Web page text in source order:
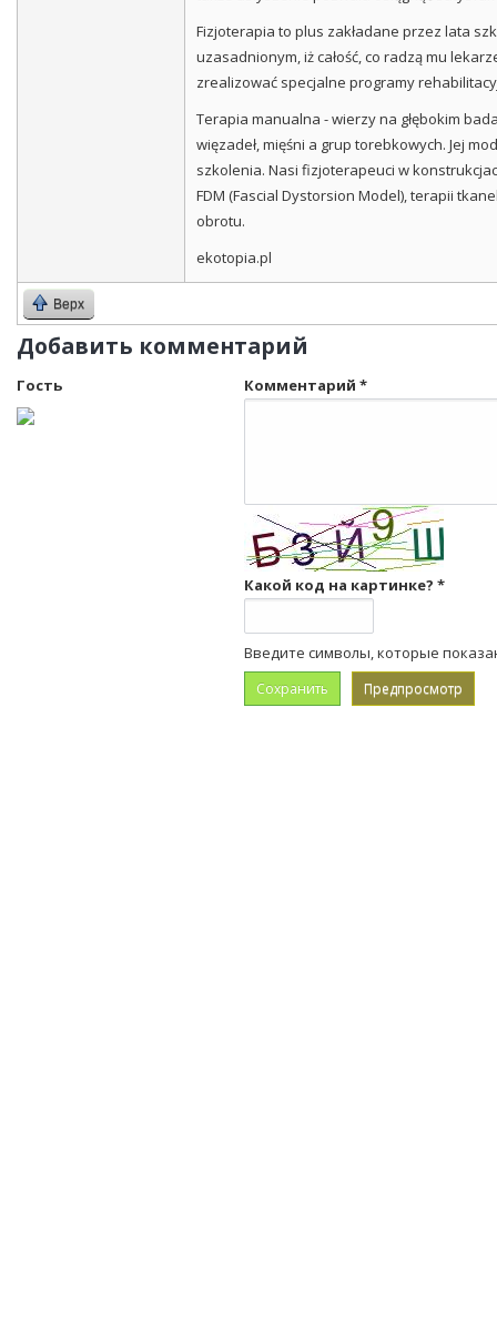
Fizjoterapia to plus zakładane przez lata
uzasadnionym, iż całość, co radzą mu
zrealizować specjalne programy
Terapia manualna - wierzy na głębokim
więzadeł, mięśni a grup torebkowych. Jej
szkolenia. Nasi fizjoterapeuci w
FDM (Fascial Dystorsion Model), terapii
obrotu.
ekotopia.pl
Верх
Добавить комментарий
Гость Комментарий *
Какой код на картинке? *
Введите символы, которые